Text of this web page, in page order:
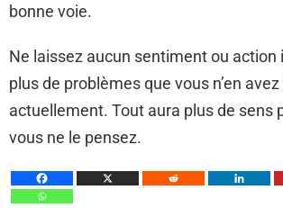
bonne voie.
Ne laissez aucun sentiment ou action
plus de problèmes que vous n’en
actuellement. Tout aura plus de sens
vous ne le pensez.